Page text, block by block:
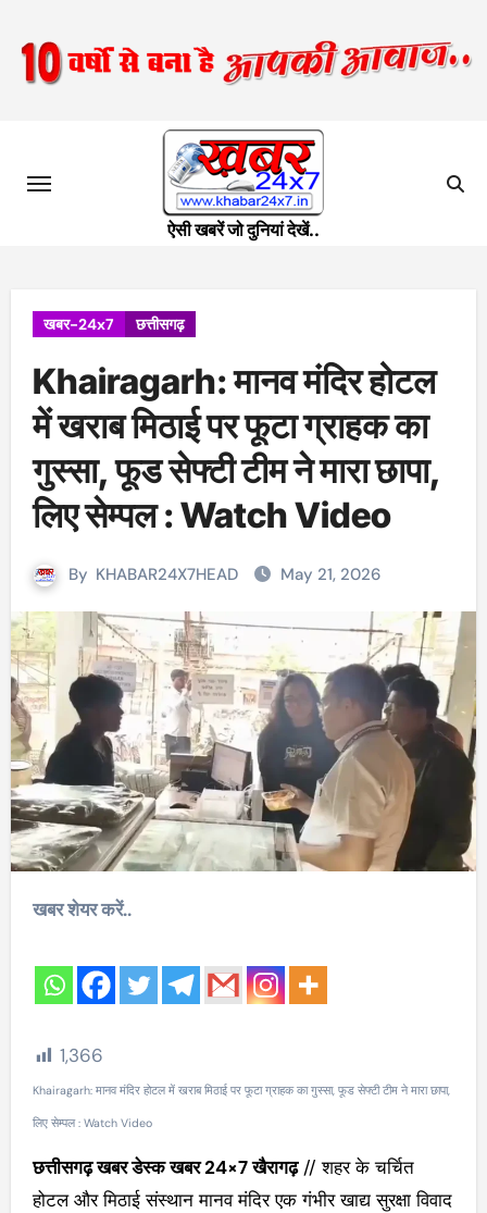
content
ऐसी खबरें जो दुनियां देखें..
खबर-24x7 छत्तीसगढ़
Khairagarh: मानव मंदिर होटल
में खराब मिठाई पर फूटा ग्राहक का
गुस्सा, फूड सेफ्टी टीम ने मारा छापा,
लिए सेम्पल : Watch Video
By KHABAR24X7HEAD May 21, 2026
खबर शेयर करें..
1,366
Khairagarh: मानव मंदिर होटल में खराब मिठाई पर फूटा ग्राहक का गुस्सा, फूड सेफ्टी टीम ने मारा छापा,
लिए सेम्पल : Watch Video
छत्तीसगढ़ खबर डेस्क खबर 24×7 खैरागढ़// शहर के चर्चित
होटल और मिठाई संस्थान मानव मंदिर एक गंभीर खाद्य सुरक्षा विवाद